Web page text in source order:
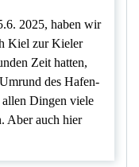
2025, haben wir
Kiel zur Kieler
Zeit hatten,
des Hafen-
Dingen viele
Aber auch hier